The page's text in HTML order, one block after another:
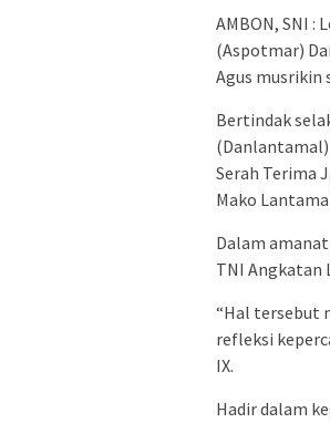
AMBON, SNI
(Aspotmar)
Agus musrikin
Bertindak
(Danlantamal)
Serah Terima
Mako
Dalam
TNI Angkatan
“Hal tersebut
refleksi
IX.
Hadir dalam